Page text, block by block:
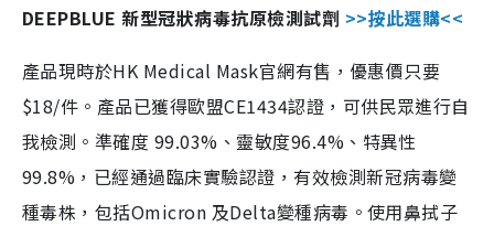
DEEPBLUE 新型冠狀病毒抗原檢測試劑 >>按此選購<<
產品現時於HK Medical Mask官網有售，優惠價只要
$18/件。產品已獲得歐盟CE1434認證，可供民眾進行自
我檢測。準確度 99.03%、靈敏度96.4%、特異性
99.8%，已經通過臨床實驗認證，有效檢測新冠病毒變
種毒株，包括Omicron 及Delta變種病毒。使用鼻拭子